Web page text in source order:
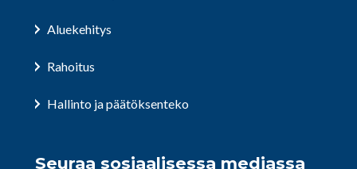
Aluekehitys
Rahoitus
Hallinto ja päätöksenteko
Seuraa sosiaalisessa mediassa